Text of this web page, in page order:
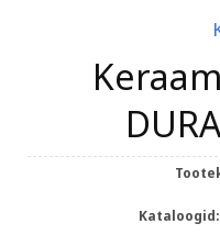
Kataloogid: